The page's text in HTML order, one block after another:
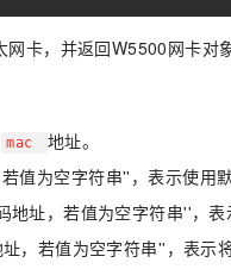
卡，并返回W5500网卡对象
mac 地址。
值为空字符串''，表示使用
地址，若值为空字符串''，表
，若值为空字符串''，表示